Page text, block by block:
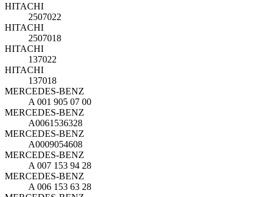
HITACHI
2507022
HITACHI
2507018
HITACHI
137022
HITACHI
137018
MERCEDES-BENZ
A 001 905 07 00
MERCEDES-BENZ
A0061536328
MERCEDES-BENZ
A0009054608
MERCEDES-BENZ
A 007 153 94 28
MERCEDES-BENZ
A 006 153 63 28